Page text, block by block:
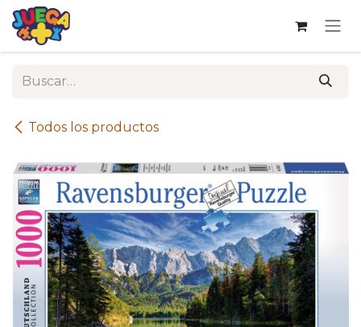
Ir al contenido
Todos los productos